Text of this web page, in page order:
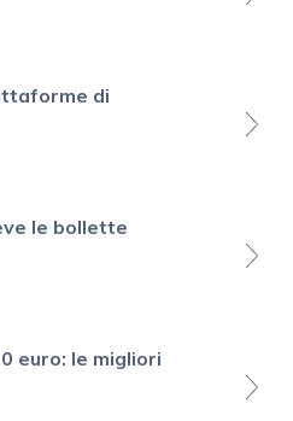
di
le bollette
euro: le migliori